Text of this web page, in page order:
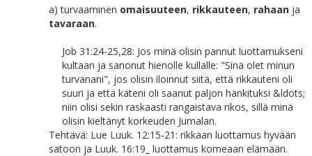
a) turvaaminen omaisuuteen, rikkauteen, rahaan ja
tavaraan.
Job 31:24-25,28: Jos minä olisin pannut luottamukseni
kultaan ja sanonut hienolle kullalle: "Sinä olet minun
turvanani", jos olisin iloinnut siitä, että rikkauteni oli
suuri ja että käteni oli saanut paljon hankituksi &ldots;
niin olisi sekin raskaasti rangaistava rikos, sillä minä
olisin kieltänyt korkeuden Jumalan.
Tehtävä: Lue Luuk. 12:15-21: rikkaan luottamus hyvään
satoon ja Luuk. 16:19_ luottamus komeaan elämään.